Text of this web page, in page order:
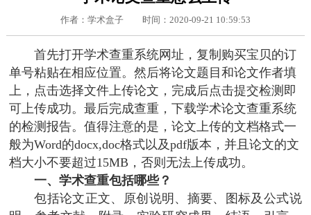
作者：学术盒子 时间：2020-09-21 10:59:53
首先打开学术查重系统网址，复制购买宝贝的订
单号粘贴在相应位置。然后将论文题目和论文作者填
上，点击选择文件上传论文，完成后点击提交检测即
可上传成功。最后完成查重，下载学术论文查重系统
的检测报告。值得注意的是，论文上传的文档格式一
般为Word的docx,doc格式以及pdf版本，并且论文的文
档大小不要超过15MB，否则无法上传成功。
一、学术查重包括哪些？
包括论文正文、原创说明、摘要、图标及公式说